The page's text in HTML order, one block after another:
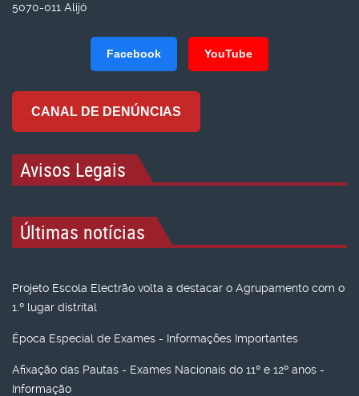
5070-011 Alijó
Facebook YouTube
CANAL DE DENÚNCIAS
Avisos Legais
Últimas notícias
Projeto Escola Electrão volta a destacar o Agrupamento com o
1.º lugar distrital
Época Especial de Exames - Informações Importantes
Afixação das Pautas - Exames Nacionais do 11º e 12º anos -
Informação